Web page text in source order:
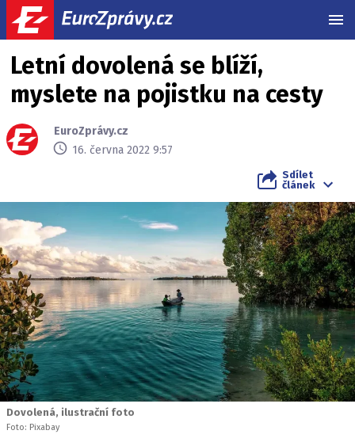
Letní dovolená se blíží,
myslete na pojistku na cesty
EuroZprávy.cz
16. června 2022 9:57
Sdílet
článek
Dovolená, ilustrační foto
Foto: Pixabay